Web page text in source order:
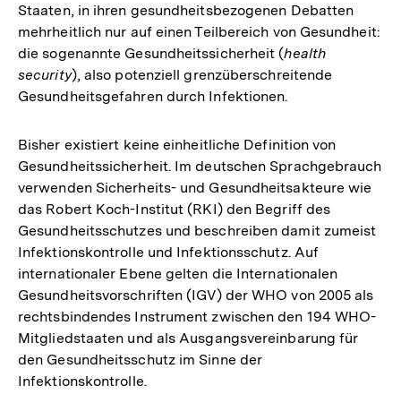
Staaten, in ihren gesundheitsbezogenen Debatten
mehrheitlich nur auf einen Teilbereich von Gesundheit:
die sogenannte Gesundheitssicherheit (health
security), also potenziell grenzüberschreitende
Gesundheitsgefahren durch Infektionen.
Bisher existiert keine einheitliche Definition von
Gesundheitssicherheit. Im deutschen Sprachgebrauch
verwenden Sicherheits- und Gesundheitsakteure wie
das Robert Koch-Institut (RKI) den Begriff des
Gesundheitsschutzes und beschreiben damit zumeist
Infektionskontrolle und Infektionsschutz. Auf
internationaler Ebene gelten die Internationalen
Gesundheitsvorschriften (IGV) der WHO von 2005 als
rechtsbindendes Instrument zwischen den 194 WHO-
Mitgliedstaaten und als Ausgangsvereinbarung für
den Gesundheitsschutz im Sinne der
Infektionskontrolle.